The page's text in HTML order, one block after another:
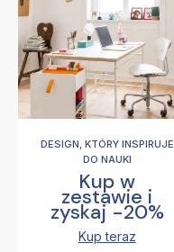
DESIGN, KTÓRY INSPIRUJE
DO NAUKI
Kup w
zestawie i
zyskaj -20%
Kup teraz